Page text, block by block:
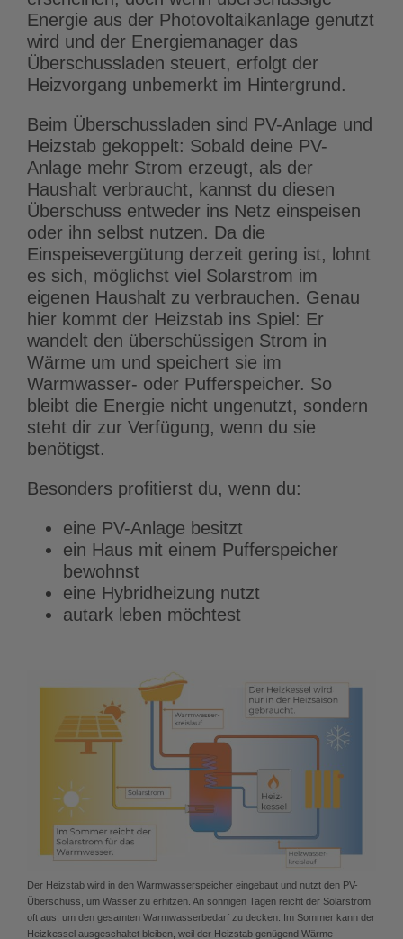
Energie aus der Photovoltaikanlage genutzt
wird und der Energiemanager das
Überschussladen steuert, erfolgt der
Heizvorgang unbemerkt im Hintergrund.
Beim Überschussladen sind PV-Anlage und
Heizstab gekoppelt: Sobald deine PV-
Anlage mehr Strom erzeugt, als der
Haushalt verbraucht, kannst du diesen
Überschuss entweder ins Netz einspeisen
oder ihn selbst nutzen. Da die
Einspeisevergütung derzeit gering ist, lohnt
es sich, möglichst viel Solarstrom im
eigenen Haushalt zu verbrauchen. Genau
hier kommt der Heizstab ins Spiel: Er
wandelt den überschüssigen Strom in
Wärme um und speichert sie im
Warmwasser- oder Pufferspeicher. So
bleibt die Energie nicht ungenutzt, sondern
steht dir zur Verfügung, wenn du sie
benötigst.
Besonders profitierst du, wenn du:
eine PV-Anlage besitzt
ein Haus mit einem Pufferspeicher
bewohnst
eine Hybridheizung nutzt
autark leben möchtest
Der Heizstab wird in den Warmwasserspeicher eingebaut und nutzt den PV-
Überschuss, um Wasser zu erhitzen. An sonnigen Tagen reicht der Solarstrom
oft aus, um den gesamten Warmwasserbedarf zu decken. Im Sommer kann der
Heizkessel ausgeschaltet bleiben, weil der Heizstab genügend Wärme